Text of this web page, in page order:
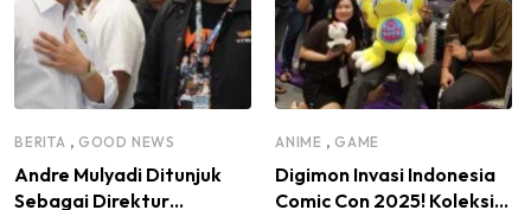
BERITA , GOOD NEWS
Andre Mulyadi Ditunjuk
Sebagai Direktur
ANIME , GAME
Digimon Invasi Indonesia
Comic Con 2025! Koleksi